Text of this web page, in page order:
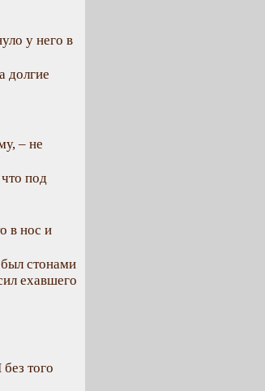
у него в
долгие
– не
под
в нос и
стонами
ехавшего
того